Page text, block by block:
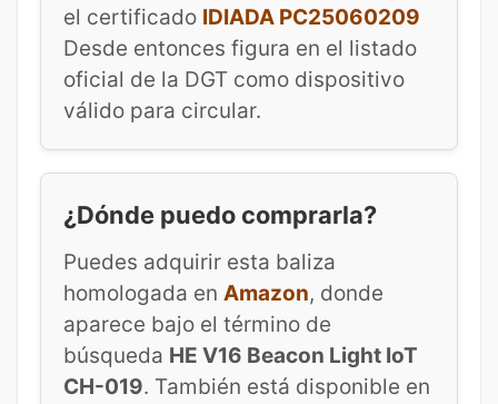
el certificado IDIADA PC25060209
Desde entonces figura en el listado
oficial de la DGT como dispositivo
válido para circular.
¿Dónde puedo comprarla?
Puedes adquirir esta baliza
homologada en Amazon, donde
aparece bajo el término de
búsqueda HE V16 Beacon Light IoT
CH-019. También está disponible en